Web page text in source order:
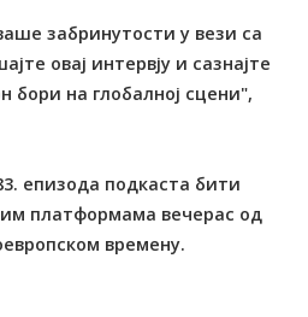
забринутости у вези са
овај интервју и сазнајте
бори на глобалној сцени",
епизода подкаста бити
платформама вечерас од
времену.